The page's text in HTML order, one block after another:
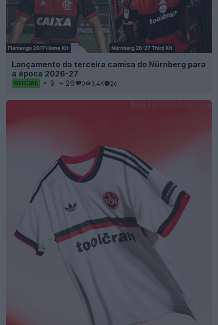
Lançamento da terceira camisa do Nürnberg para
a época 2026-27
OFICIAL 9 26 0 3.4K 2d